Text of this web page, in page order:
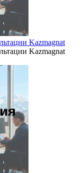
Kazmagnat
Kazmagnat